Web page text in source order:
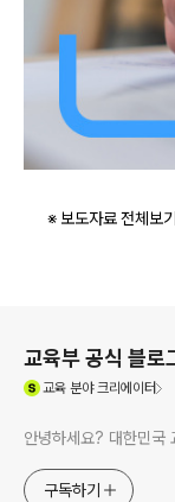
※ 보도자료 전체보
교육부 공식 블로
교육분야 크리에이터
안녕하세요? 대한민국
구독하기